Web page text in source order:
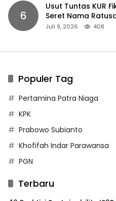
6
Usut Tuntas KUR
Seret Nama
Juli 9, 2026 408
Populer Tag
Pertamina Patra Niaga
KPK
Prabowo Subianto
Khofifah Indar Parawansa
PGN
Terbaru